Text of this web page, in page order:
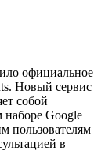
официальное
Новый сервис
собой
наборе Google
пользователям
в